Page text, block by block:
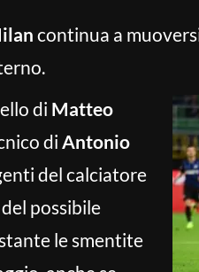
continua a
di Matteo
di Antonio
del calciatore
possibile
le smentite